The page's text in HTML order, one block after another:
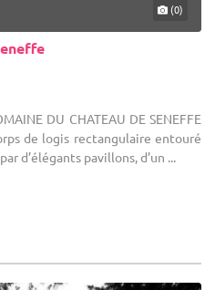
(0)
DU CHATEAU DE SENEFFE
de logis rectangulaire entouré
d’élégants pavillons, d’un ...